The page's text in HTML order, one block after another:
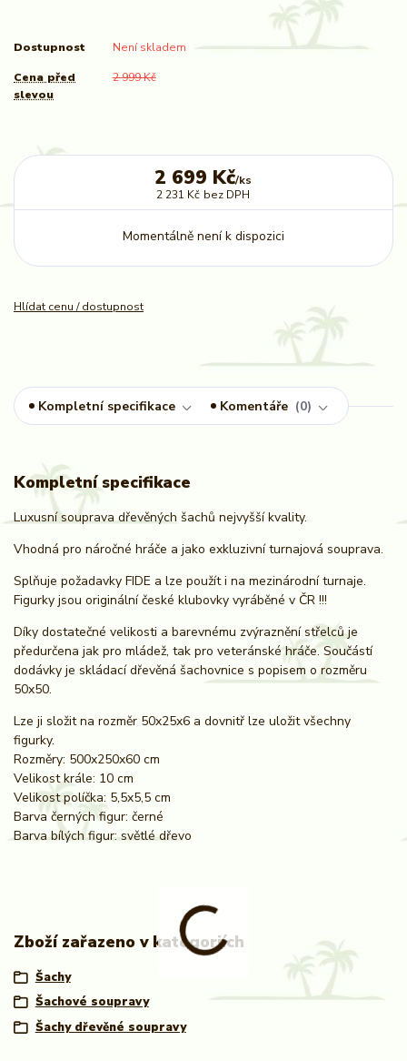
Dostupnost Není skladem
Cena před
slevou
2 999 Kč
2 699 Kč/ks
2 231 Kč bez DPH
Momentálně není k dispozici
Hlídat cenu / dostupnost
Kompletní specifikace Komentáře 0
Kompletní specifikace
Luxusní souprava dřevěných šachů nejvyšší kvality.
Vhodná pro náročné hráče a jako exkluzivní turnajová souprava.
Splňuje požadavky FIDE a lze použít i na mezinárodní turnaje.
Figurky jsou originální české klubovky vyráběné v ČR !!!
Díky dostatečné velikosti a barevnému zvýraznění střelců je
předurčena jak pro mládež, tak pro veteránské hráče. Součástí
dodávky je skládací dřevěná šachovnice s popisem o rozměru
50x50.
Lze ji složit na rozměr 50x25x6 a dovnitř lze uložit všechny
figurky.
Rozměry: 500x250x60 cm
Velikost krále: 10 cm
Velikost políčka: 5,5x5,5 cm
Barva černých figur: černé
Barva bílých figur: světlé dřevo
Zboží zařazeno v kategoriích
Šachy
Šachové soupravy
Šachy dřevěné soupravy